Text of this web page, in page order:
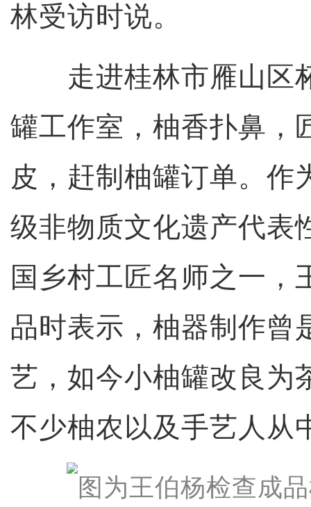
林受访时说。
走进桂林市雁山区
罐工作室，柚香扑鼻，
皮，赶制柚罐订单。作
级非物质文化遗产代表
国乡村工匠名师之一，
品时表示，柚器制作曾
艺，如今小柚罐改良为
不少柚农以及手艺人从